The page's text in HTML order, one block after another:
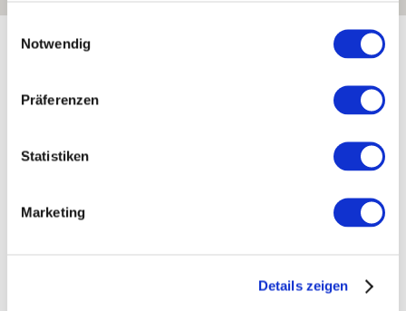
Notwendig
Präferenzen
Statistiken
Marketing
Details zeigen
166 Hektar
Exposition: Südwest